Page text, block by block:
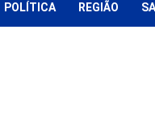
POLÍTICA REGIÃO